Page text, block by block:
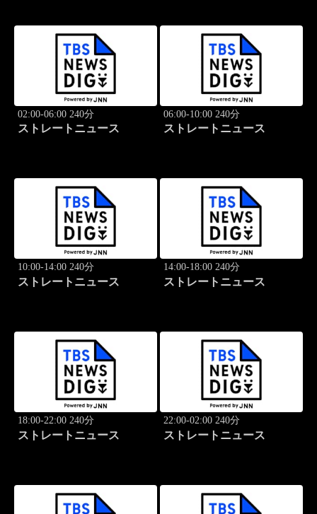
02:00-06:00 240分
ストレートニュース
06:00-10:00 240分
ストレートニュース
10:00-14:00 240分
ストレートニュース
14:00-18:00 240分
ストレートニュース
18:00-22:00 240分
ストレートニュース
22:00-02:00 240分
ストレートニュース